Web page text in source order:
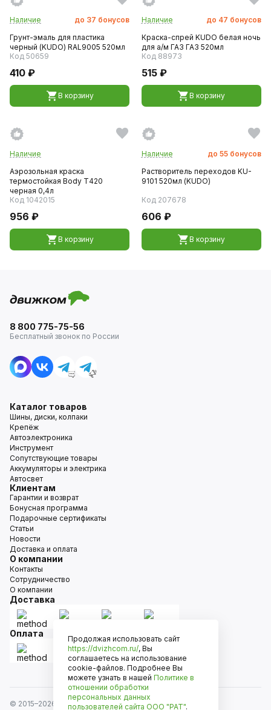
Наличие до 37 бонусов
Грунт-эмаль для пластика
черный (KUDO) RAL9005 520мл
Код 50659
410 ₽
В корзину
Наличие до 47 бонусов
Краска-спрей KUDO белая ночь
для а/м ГАЗ ГАЗ 520мл
Код 88973
515 ₽
В корзину
Наличие
Аэрозольная краска
термостойкая Body Т420
черная 0,4л
Код 1042015
956 ₽
В корзину
Наличие до 55 бонусов
Растворитель переходов KU-
9101 520мл (KUDO)
Код 207678
606 ₽
В корзину
8 800 775-75-56
Бесплатный звонок по России
Каталог товаров
Шины, диски, колпаки
Крепёж
Автоэлектроника
Инструмент
Сопутствующие товары
Аккумуляторы и электрика
Автосвет
Клиентам
Гарантии и возврат
Бонусная программа
Подарочные сертификаты
Статьи
Новости
Доставка и оплата
О компании
Контакты
Сотрудничество
О компании
Доставка
Оплата
© 2015–2026
Движком — сеть магазинов автозапчастей
Продолжая использовать сайт
https://dvizhcom.ru/, Вы
соглашаетесь на использование
cookie-файлов. Подробнее Вы
можете узнать в нашей Политике в
отношении обработки
персональных данных
пользователей сайта ООО "РАТ".